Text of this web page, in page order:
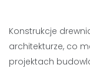
Konstrukcje
architekturze, co
projektach